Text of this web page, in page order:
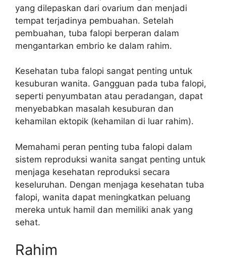
yang dilepaskan dari ovarium dan menjadi
tempat terjadinya pembuahan. Setelah
pembuahan, tuba falopi berperan dalam
mengantarkan embrio ke dalam rahim.
Kesehatan tuba falopi sangat penting untuk
kesuburan wanita. Gangguan pada tuba falopi,
seperti penyumbatan atau peradangan, dapat
menyebabkan masalah kesuburan dan
kehamilan ektopik (kehamilan di luar rahim).
Memahami peran penting tuba falopi dalam
sistem reproduksi wanita sangat penting untuk
menjaga kesehatan reproduksi secara
keseluruhan. Dengan menjaga kesehatan tuba
falopi, wanita dapat meningkatkan peluang
mereka untuk hamil dan memiliki anak yang
sehat.
Rahim